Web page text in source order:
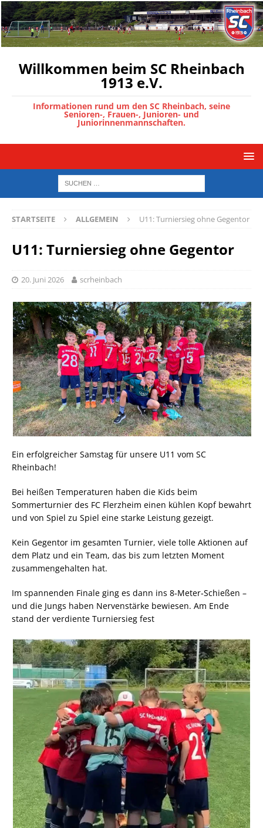
Willkommen beim SC Rheinbach
1913 e.V.
Informationen rund um den SC Rheinbach, seine
Senioren-, Frauen-, Junioren- und
Juniorinnenmannschaften.
STARTSEITE ALLGEMEIN U11: Turniersieg ohne Gegentor
U11: Turniersieg ohne Gegentor
20. Juni 2026 scrheinbach
Ein erfolgreicher Samstag für unsere U11 vom SC
Rheinbach!
Bei heißen Temperaturen haben die Kids beim
Sommerturnier des FC Flerzheim einen kühlen Kopf bewahrt
und von Spiel zu Spiel eine starke Leistung gezeigt.
Kein Gegentor im gesamten Turnier, viele tolle Aktionen auf
dem Platz und ein Team, das bis zum letzten Moment
zusammengehalten hat.
Im spannenden Finale ging es dann ins 8‑Meter‑Schießen –
und die Jungs haben Nervenstärke bewiesen. Am Ende
stand der verdiente Turniersieg fest